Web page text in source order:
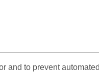
and to prevent